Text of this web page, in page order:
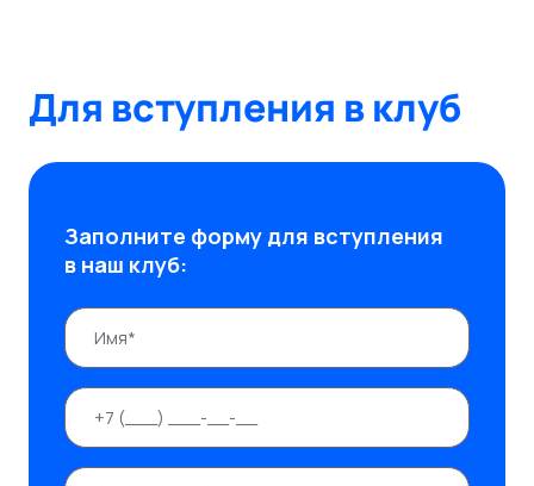
Для вступления в клуб
Заполните форму для вступления
в наш клуб: